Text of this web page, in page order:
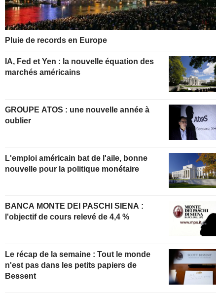
Pluie de records en Europe
IA, Fed et Yen : la nouvelle équation des
marchés américains
GROUPE ATOS : une nouvelle année à
oublier
L'emploi américain bat de l'aile, bonne
nouvelle pour la politique monétaire
BANCA MONTE DEI PASCHI SIENA :
l'objectif de cours relevé de 4,4 %
Le récap de la semaine : Tout le monde
n'est pas dans les petits papiers de
Bessent